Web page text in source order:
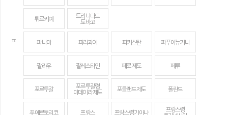
튀르키예
트리니다드
토바고
ㅍ 파나마 파라과이 파키스탄 파푸아뉴기니
팔라우 팔레스타인 페로 제도 페루
포르투갈
포르투갈령
마데이라 제도
포클랜드 제도 폴란드
푸에르토리코 프랑스 프랑스령 기아나
프랑스령